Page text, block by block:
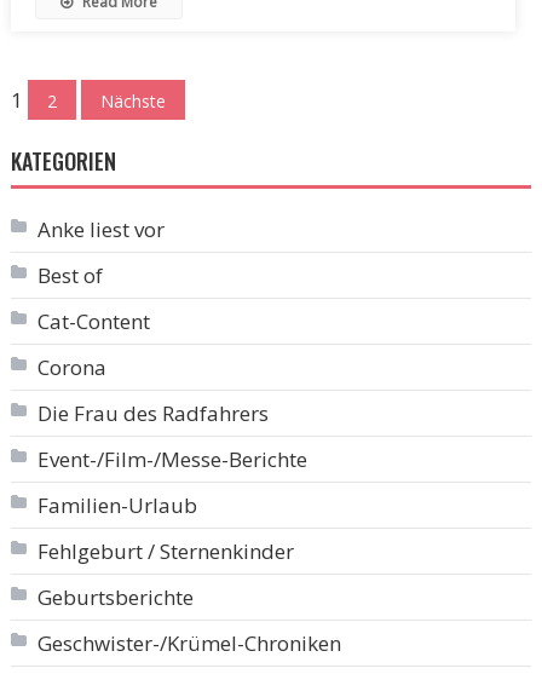
Seitennummerierung
Beiträge
1 2 Nächste
KATEGORIEN
Anke liest vor
Best of
Cat-Content
Corona
Die Frau des Radfahrers
Event-/Film-/Messe-Berichte
Familien-Urlaub
Fehlgeburt / Sternenkinder
Geburtsberichte
Geschwister-/Krümel-Chroniken